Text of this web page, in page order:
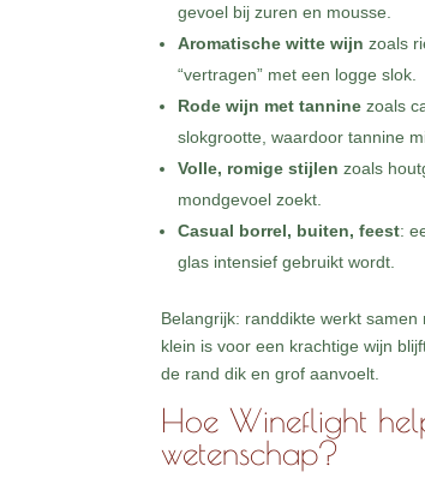
gevoel bij zuren en mousse.
Aromatische witte wijn zoals
“vertragen” met een logge slok.
Rode wijn met tannine zoals
slokgrootte, waardoor tannine
Volle, romige stijlen zoals
mondgevoel zoekt.
Casual borrel, buiten, feest:
glas intensief gebruikt wordt.
Belangrijk: randdikte werkt
klein is voor een krachtige wijn
de rand dik en grof aanvoelt.
Hoe Wineflight
wetenschap?